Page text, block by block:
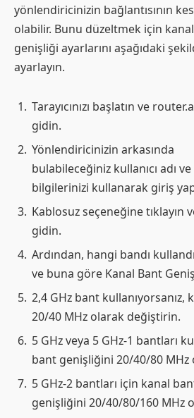
yönlendiricinizin bağlantısının
olabilir. Bunu düzeltmek için
genişliği ayarlarını aşağıdaki
ayarlayın.
Tarayıcınızı başlatın ve
gidin.
Yönlendiricinizin arkasında
bulabileceğiniz kullanıcı adı
bilgilerinizi kullanarak giriş
Kablosuz seçeneğine tıklayın
gidin.
Ardından, hangi bandı
ve buna göre Kanal Bant
2,4 GHz bant
20/40 MHz olarak değiştirin.
5 GHz veya 5 GHz-1 bantları
bant genişliğini 20/40/80
5 GHz-2 bantları için kanal
genişliğini 20/40/80/160 MHz